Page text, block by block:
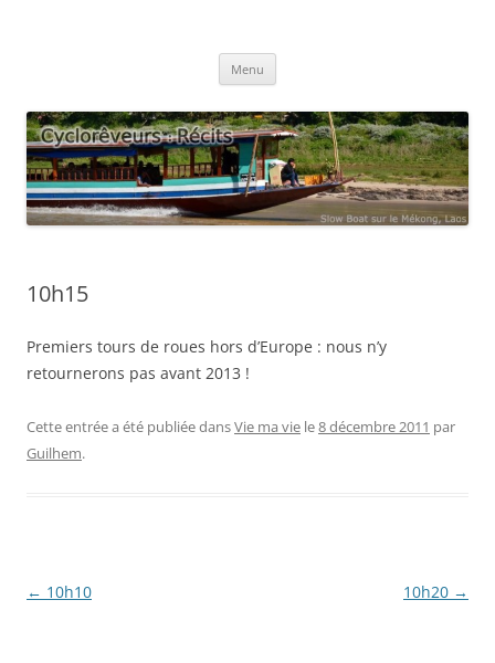
Menu
10h15
Premiers tours de roues hors d’Europe : nous n’y
retournerons pas avant 2013 !
Cette entrée a été publiée dansVie ma vie le8 décembre 2011 par
Guilhem.
Navigation
← 10h10 10h20 →